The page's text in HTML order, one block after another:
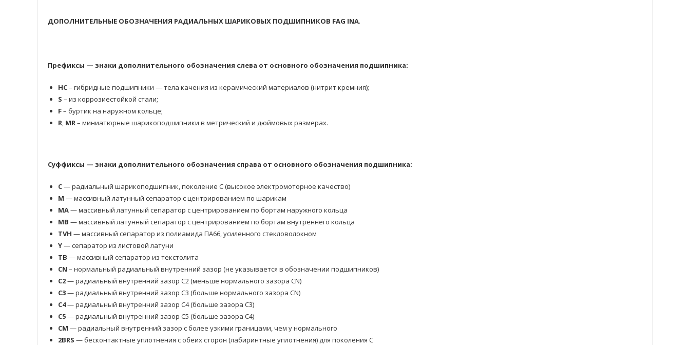
ДОПОЛНИТЕЛЬНЫЕ ОБОЗНАЧЕНИЯ РАДИАЛЬНЫХ ШАРИКОВЫХ ПОДШИПНИКОВ FAG INA.
Префиксы — знаки дополнительного обозначения слева от основного обозначения подшипника:
HC– гибридные подшипники — тела качения из керамический материалов (нитрит кремния);
S – из коррозиестойкой стали;
F– буртик на наружном кольце;
R, MR– миниатюрные шарикоподшипники в метрический и дюймовых размерах.
Суффиксы — знаки дополнительного обозначения справа от основного обозначения подшипника:
C— радиальный шарикоподшипник, поколение C (высокое электромоторное качество)
M — массивный латунный сепаратор с центрированием по шарикам
MA— массивный латунный сепаратор с центрированием по бортам наружного кольца
MB — массивный латунный сепаратор с центрированием по бортам внутреннего кольца
TVH — массивный сепаратор из полиамида ПА66, усиленного стекловолокном
Y— сепаратор из листовой латуни
TB — массивный сепаратор из текстолита
CN – нормальный радиальный внутренний зазор (не указывается в обозначении подшипников)
C2— радиальный внутренний зазор C2 (меньше нормального зазора CN)
C3— радиальный внутренний зазор C3 (больше нормального зазора CN)
C4— радиальный внутренний зазор C4 (больше зазора C3)
C5— радиальный внутренний зазор C5 (больше зазора C4)
CM — радиальный внутренний зазор с более узкими границами, чем у нормального
2BRS — бесконтактные уплотнения с обеих сторон (лабиринтные уплотнения) для поколения C